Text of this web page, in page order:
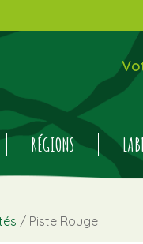
RÉGIONS
/ Piste Rouge